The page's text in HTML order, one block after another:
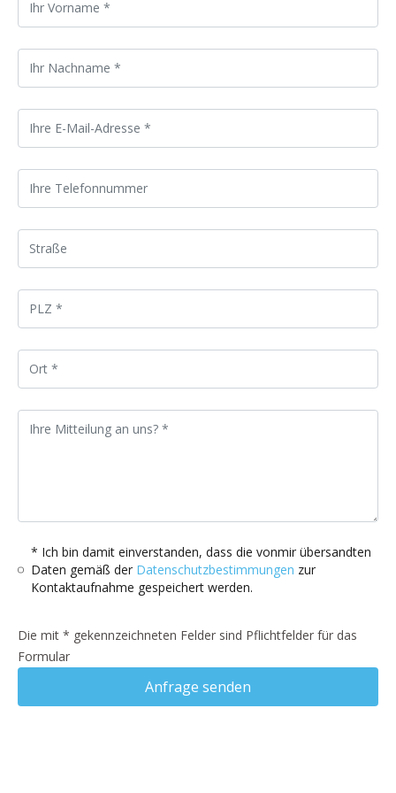
* Ich bin damit einverstanden, dass die vonmir übersandten
Daten gemäß der Datenschutzbestimmungen zur
Kontaktaufnahme gespeichert werden.
Die mit * gekennzeichneten Felder sind Pflichtfelder für das
Formular
Anfrage senden